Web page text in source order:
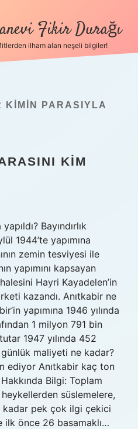
Fikir Durağı
ilham alan neşeli bilgiler!
KIMIN PARASIYLA
KIM
Bayındırlık
1944’te yapımına
zemin tesviyesi ile
yapımını kapsayan
Hayri Kayadelen’in
kazandı. Anıtkabir ne
yapımına 1946 yılında
1 milyon 791 bin
1947 yılında 452
maliyeti ne kadar?
ediyor Anıtkabir kaç ton
Bilgi: Toplam
heykellerden süslemelere,
pek çok ilgi çekici
ilk önce 26 basamaklı…